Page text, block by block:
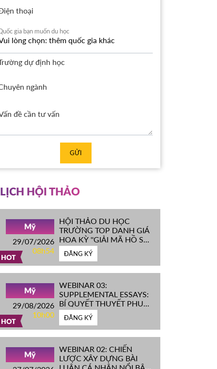
thoại
gia bạn muốn du học
dự định học
ngành
GỬI
LỊCH HỘI THẢO
HOT
Mỹ
29/07/2026
08h54
HỘI THẢO DU HỌC
TRƯỜNG TOP DANH GIÁ
HOA KỲ ''GIẢI MÃ HỒ SƠ
IVY LEAGUE''
ĐĂNG KÝ
HOT
Mỹ
29/08/2026
10h00
WEBINAR 03:
SUPPLEMENTAL ESSAYS:
BÍ QUYẾT THUYẾT PHỤC
HỘI ĐỒNG TUYỂN SINH
ĐH TOP ĐẦU MỸ
ĐĂNG KÝ
Mỹ
WEBINAR 02: CHIẾN
LƯỢC XÂY DỰNG BÀI